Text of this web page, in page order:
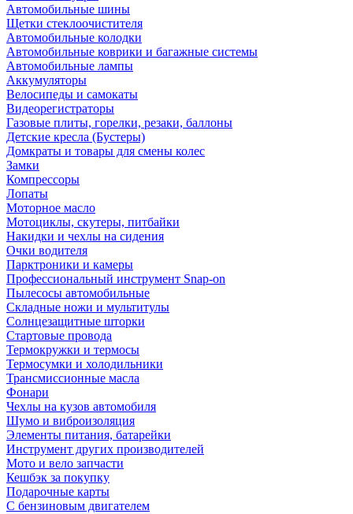
Автомобильные шины
Щетки стеклоочистителя
Автомобильные колодки
Автомобильные коврики и багажные системы
Автомобильные лампы
Аккумуляторы
Велосипеды и самокаты
Видеорегистраторы
Газовые плиты, горелки, резаки, баллоны
Детские кресла (Бустеры)
Домкраты и товары для смены колес
Замки
Компрессоры
Лопаты
Моторное масло
Мотоциклы, скутеры, питбайки
Накидки и чехлы на сидения
Очки водителя
Парктроники и камеры
Профессиональный инструмент Snap-on
Пылесосы автомобильные
Складные ножи и мультитулы
Солнцезащитные шторки
Стартовые провода
Термокружки и термосы
Термосумки и холодильники
Трансмиссионные масла
Фонари
Чехлы на кузов автомобиля
Шумо и виброизоляция
Элементы питания, батарейки
Инструмент других производителей
Мото и вело запчасти
Кешбэк за покупку
Подарочные карты
С бензиновым двигателем